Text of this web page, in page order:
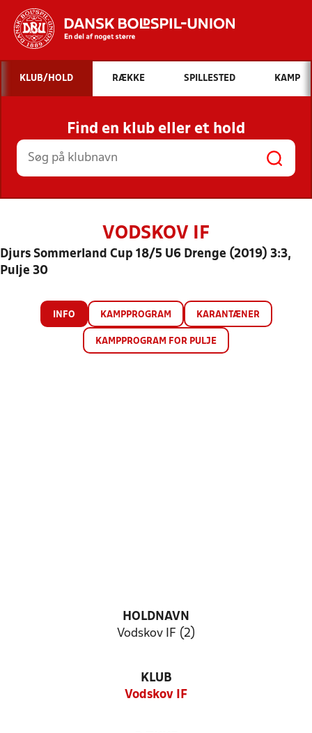
Hvad vil du søge efter?
INDHOLD OG NYHEDER
STILLINGER, RESULTATER, KLUBBER OG
HOLD
KLUB/HOLD RÆKKE SPILLESTED KAMP
Find en klub eller et hold
VODSKOV IF
Djurs Sommerland Cup 18/5 U6 Drenge (2019) 3:3,
Pulje 30
INFO KAMPPROGRAM KARANTÆNER
KAMPPROGRAM FOR PULJE
HOLDNAVN
Vodskov IF (2)
KLUB
Vodskov IF